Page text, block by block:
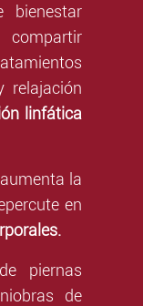
bienestar
relajación
linfática
la
en
piernas
de